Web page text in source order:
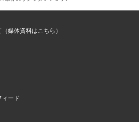
媒体資料はこちら）
ード